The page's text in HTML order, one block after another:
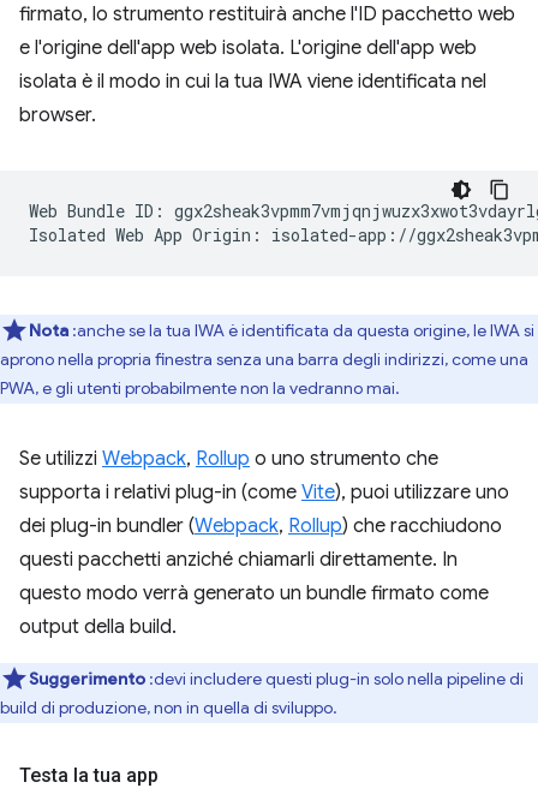
firmato, lo strumento restituirà anche l'ID pacchetto web
e l'origine dell'app web isolata. L'origine dell'app web
isolata è il modo in cui la tua IWA viene identificata nel
browser.
Web Bundle ID:
Nota :anche se la tua IWA è identificata da questa origine, le IWA si
aprono nella propria finestra senza una barra degli indirizzi, come una
PWA, e gli utenti probabilmente non la vedranno mai.
Se utilizzi Webpack, Rollup o uno strumento che
supporta i relativi plug-in (come Vite), puoi utilizzare uno
dei plug-in bundler (Webpack, Rollup) che racchiudono
questi pacchetti anziché chiamarli direttamente. In
questo modo verrà generato un bundle firmato come
output della build.
Suggerimento :devi includere questi plug-in solo nella pipeline di
build di produzione, non in quella di sviluppo.
Testa la tua app